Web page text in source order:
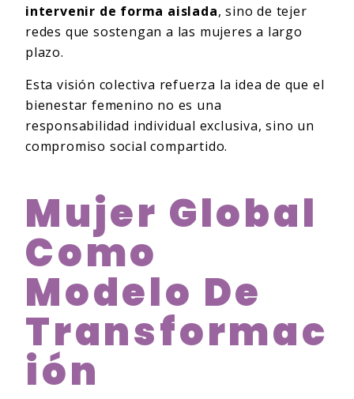
intervenir de forma aislada, sino de tejer
redes que sostengan a las mujeres a largo
plazo.
Esta visión colectiva refuerza la idea de que el
bienestar femenino no es una
responsabilidad individual exclusiva, sino un
compromiso social compartido.
Mujer Global
Como
Modelo De
Transformac
Ión